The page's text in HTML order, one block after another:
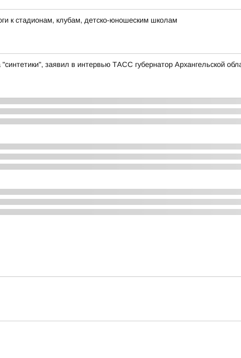
к стадионам, клубам, детско-юношеским школам
заявил в интервью ТАСС губернатор Архангельской